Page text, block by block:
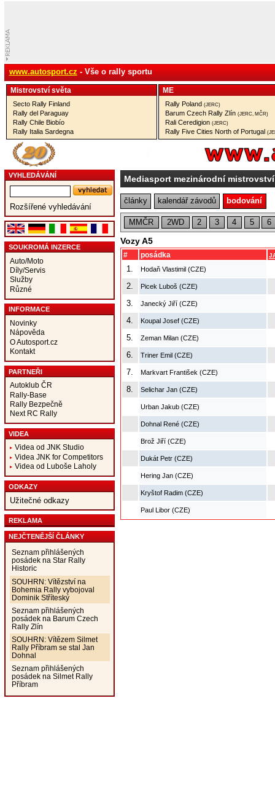
www.autosport.cz - Vše o rally sportu
Mistrovství­ světa
Secto Rally Finland
Rally del Paraguay
Rally Chile Biobío
Rally Italia Sardegna
ME
Rally Poland (JERC)
Barum Czech Rally Zlín (JERC, MČR)
Rali Ceredigion (JERC)
Rally Five Cities North of Portugal
VYHLEDÁVÁNÍ
Rozšířené vyhledávání
SOUKROMÁ INZERCE
Auto/Moto
Díly/Servis
Služby
Různé
INFORMACE
Novinky
Nápověda
O Autosport.cz
Kontakt
PARTNEŘI
Autoklub ČR
Rally-Base
Rally Bezpečně
Next RC Rally
VIDEA
Videa od JNK Studio
Videa JNK for Competitors
Videa od Luboše Laholy
ODKAZY
Užitečné odkazy
REKLAMA
NEJČTENĚJŠÍ ČLÁNKY
Seznam přihlášených
posádek na Star Rally
Historic
SOUHRN: Vítězství na
Bohemia Rally vybojoval
Dominik Stříteský
Seznam přihlášených
posádek na Barum Czech
Rally Zlín
SOUHRN: Vítězem Silmet
Rally Příbram se stal Jan
Dohnal
Seznam přihlášených
posádek na Silmet Rally
Příbram
Mediasport mezinárodní mistrovství
články kalendář závodů bodování
MMČR 2WD 2 3 4 5 6
Vozy A5
# posádka
1. Hodaň Vlastimil (CZE)
2. Picek Luboš (CZE)
3. Janecký Jiří (CZE)
4. Koupal Josef (CZE)
5. Zeman Milan (CZE)
6. Triner Emil (CZE)
7. Markvart František (CZE)
8. Selichar Jan (CZE)
Urban Jakub (CZE)
Dohnal René (CZE)
Brož Jiří (CZE)
Dukát Petr (CZE)
Hering Jan (CZE)
Kryštof Radim (CZE)
Paul Libor (CZE)